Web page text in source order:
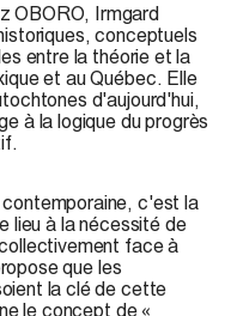
OBORO, Irmgard
conceptuels
entre la théorie et la
et au Québec. Elle
d'aujourd'hui,
à la logique du progrès
contemporaine, c'est la
lieu à la nécessité de
face à
que les
la clé de cette
le concept de «